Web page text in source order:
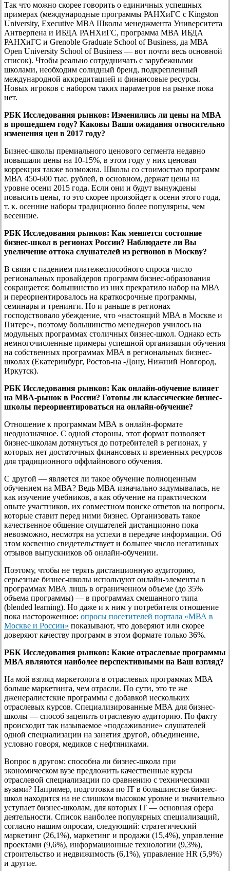
Так что можно скорее говорить о единичных успешных
примерах (международные программы РАНХиГС с Kingston
University, Executive MBA Школы менеджмента Университета
Антверпена и ИБДА РАНХиГС, программа МВА ИБДА
РАНХиГС и Grenoble Graduate School of Business, да МВА
Open University School of Business — вот почти весь основной
список). Чтобы реально сотрудничать с зарубежными
школами, необходим солидный бренд, подкрепленный
международной аккредитацией и финансовые ресурсы.
Новых игроков с набором таких параметров на рынке пока
нет.
РБК Исследования рынков: Изменились ли цены на MBA
в прошедшем году? Каковы Ваши ожидания относительно
изменения цен в 2017 году?
Бизнес-школы премиального ценового сегмента недавно
повышали цены на 10-15%, в этом году у них ценовая
коррекция также возможна. Школы со стоимостью программ
МВА 450-600 тыс. рублей, в основном, держат цены на
уровне осени 2015 года. Если они и будут вынуждены
повысить цены, то это скорее произойдет к осени этого года,
т. к. осенние наборы традиционно более популярны, чем
весенние.
РБК Исследования рынков: Как меняется состояние
бизнес-школ в регионах России? Наблюдаете ли Вы
увеличение оттока слушателей из регионов в Москву?
В связи с падением платежеспособного спроса число
региональных провайдеров программ бизнес-образования
сокращается; большинство из них прекратило набор на МВА
и переориентировалось на краткосрочные программы,
семинары и тренинги. Но и раньше в регионах
господствовало убеждение, что «настоящий МВА в Москве и
Питере», поэтому большинство менеджеров училось на
модульных программах столичных бизнес-школ. Однако есть
немногочисленные примеры успешной организации обучения
на собственных программах МВА в региональных бизнес-
школах (Екатеринбург, Ростов-на -Дону, Нижний Новгород,
Иркутск).
РБК Исследования рынков: Как онлайн-обучение влияет
на MBA-рынок в России? Готовы ли классические бизнес-
школы переориентироваться на онлайн-обучение?
Отношение к программам МВА в онлайн-формате
неоднозначное. С одной стороны, этот формат позволяет
бизнес-школам дотянуться до потребителей в регионах, у
которых нет достаточных финансовых и временных ресурсов
для традиционного оффлайнового обучения.
С другой — является ли такое обучение полноценным
обучением на МВА? Ведь МВА изначально задумывалась, не
как изучение учебников, а как обучение на практическом
опыте участников, их совместном поиске ответов на вопросы,
которые ставит перед ними бизнес. Организовать такое
качественное общение слушателей дистанционно пока
невозможно, несмотря на успехи в передаче информации. Об
этом косвенно свидетельствует и большее число негативных
отзывов выпускников об онлайн-обучении.
Поэтому, чтобы не терять дистанционную аудиторию,
серьезные бизнес-школы используют онлайн-элементы в
программах МВА лишь в ограниченном объеме (до 35%
объема программы) — в программах смешанного типа
(blended learning). Но даже и к ним у потребителя отношение
пока настороженное: опросы посетителей портала «МВА в
Москве и России» показывают, что доверяют или скорее
доверяют качеству программ в этом формате только 36%.
РБК Исследования рынков: Какие отраслевые программы
MBA являются наиболее перспективными на Ваш взгляд?
На мой взгляд маркетолога в отраслевых программах МВА
больше маркетинга, чем отрасли. По сути, это те же
дженералистские программы с добавкой нескольких
отраслевых курсов. Специализированные МВА для бизнес-
школы — способ зацепить отраслевую аудиторию. По факту
происходит так называемое «подсаживание» слушателей
одной специализации на занятия другой, объединение,
условно говоря, медиков с нефтяниками.
Вопрос в другом: способна ли бизнес-школа при
экономическом вузе предложить качественные курсы
отраслевой специализации по сравнению с техническими
вузами? Например, подготовка по IT в большинстве бизнес-
школ находится на не слишком высоком уровне и значительно
уступает бизнес-школам, для которых IT — основная сфера
деятельности. Список наиболее популярных специализаций,
согласно нашим опросам, следующий: стратегический
маркетинг (26,1%), маркетинг и продажи (15,4%), управление
проектами (9,6%), информационные технологии (9,3%),
строительство и недвижимость (6,1%), управление HR (5,9%)
и другие.